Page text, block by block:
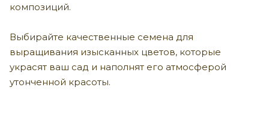
композиций.
Выбирайте качественные семена для
выращивания изысканных цветов, которые
украсят ваш сад и наполнят его атмосферой
утонченной красоты.